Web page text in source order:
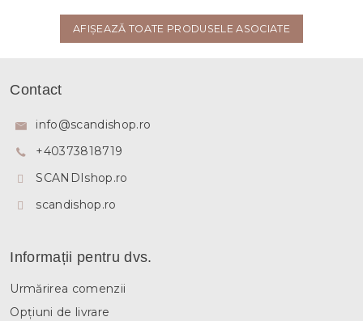
AFIŞEAZĂ TOATE PRODUSELE ASOCIATE
Contact
info@scandishop.ro
+40373818719
SCANDIshop.ro
scandishop.ro
Informații pentru dvs.
Urmărirea comenzii
Opțiuni de livrare